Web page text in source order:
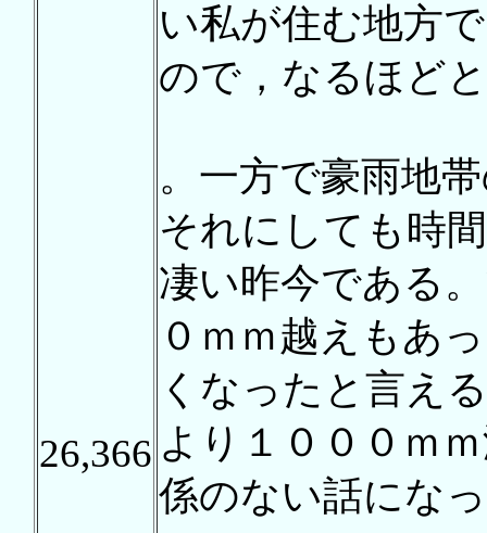
26,366
い私が住む地方
ので，なるほど
。一方で豪雨地
それにしても時
凄い昨今である
０ｍｍ越えもあ
くなったと言え
より１０００ｍ
係のない話にな